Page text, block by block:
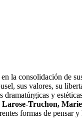
la consolidación de
sus valores, su
y
Larose-Truchon,
formas de pensar